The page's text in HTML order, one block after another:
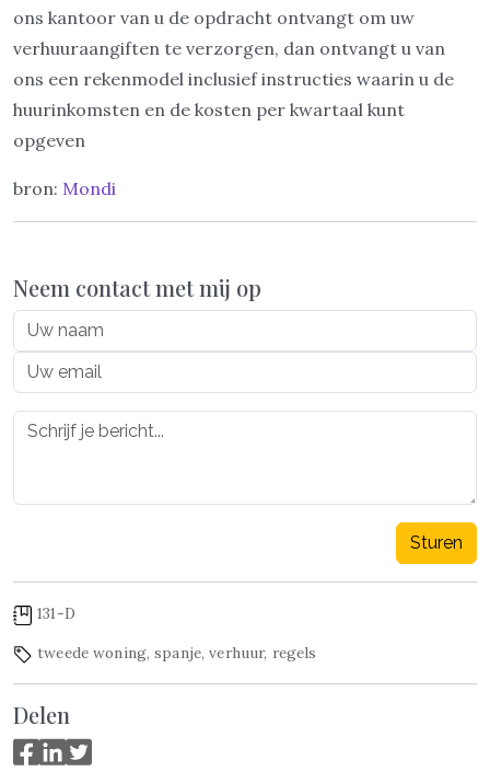
ons kantoor van u de opdracht ontvangt om uw
verhuuraangiften te verzorgen, dan ontvangt u van
ons een rekenmodel inclusief instructies waarin u de
huurinkomsten en de kosten per kwartaal kunt
opgeven
bron: Mondi
Neem contact met mij op
Sturen
131-D
tweede woning,spanje,verhuur, regels
Delen